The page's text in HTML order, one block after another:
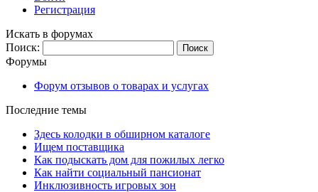
Регистрация
Искать в форумах
Поиск:
Форумы
Форум отзывов о товарах и услугах
Последние темы
Здесь колодки в обширном каталоге
Ищем поставщика
Как подыскать дом для пожилых легко
Как найти социальный пансионат
Инклюзивность игровых зон